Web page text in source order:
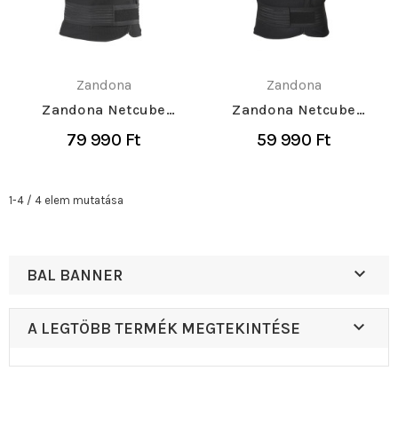
Zandona
Zandona Netcube
79 990 Ft
Zandona
Zandona Netcube
59 990 Ft
1-4 / 4 elem mutatása
BAL BANNER 
A LEGTÖBB TERMÉK MEGTEKINTÉSE 